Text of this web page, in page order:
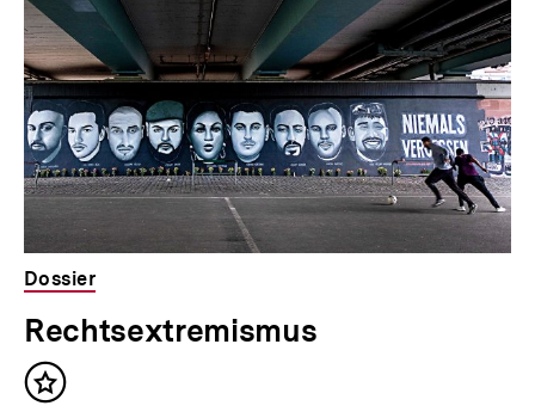
Dossier
Rechtsextremismus
Inhalt